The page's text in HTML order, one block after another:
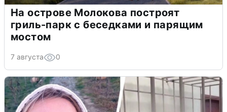
На острове Молокова построят
гриль-парк с беседками и парящим
мостом
7 августа 0